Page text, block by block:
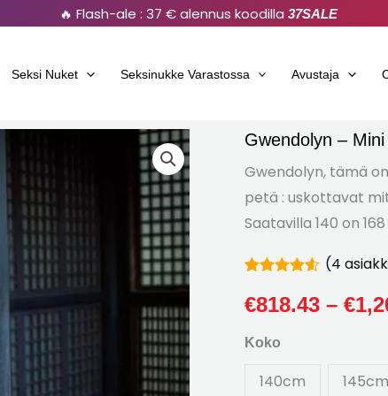
🔥 Flash-ale : 37 € alennus koodilla 37SALE
Seksi Nuket Seksinukke Varastossa Avustaja
Gwendolyn –
Gwendolyn, tämä
petä : uskottavat
Saatavilla 140 on
4.50ulos
5
asiakkaiden
(4
€818.43 – €
Koko
140cm 145cm
Gwendolyn
–
Mini
Love
realistinen
naisseksinukke